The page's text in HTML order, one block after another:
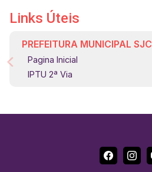
Links Úteis
PREFEITURA MUNICIPAL SJC
Pagina Inicial
IPTU 2ª Via